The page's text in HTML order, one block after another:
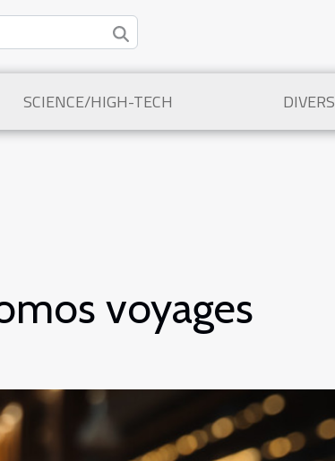
SCIENCE/HIGH-TECH DIVERS
voyages